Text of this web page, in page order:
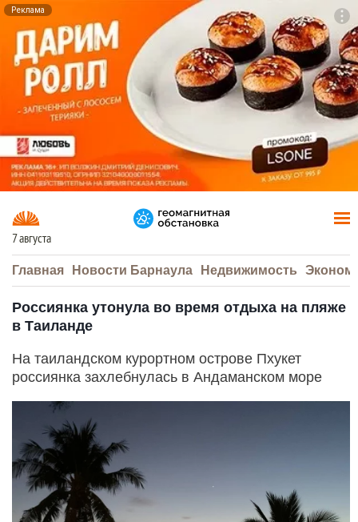
Реклама
7 августа
Главная Новости Барнаула Недвижимость
Россиянка утонула во время отдыха на пляже
в Таиланде
На таиландском курортном острове Пхукет
россиянка захлебнулась в Андаманском море